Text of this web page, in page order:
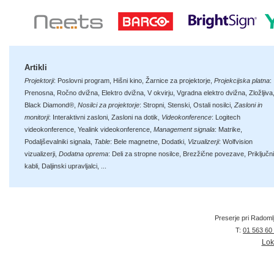
Artikli
Projektorji: Poslovni program Hišni kino Žarnice za projektorje Projekcijska platna:
Prenosna Ročno dvižna Elektro dvižna V okvirju Vgradna elektro dvižna Zložljiva
Black Diamond® Nosilci za projektorje: Stropni Stenski Ostali nosilci Zasloni in
monitorji: Interaktivni zasloni Zasloni na dotik Videokonference: Logitech
videokonference Yealink videokonference Management signala: Matrike
Podaljševalniki signala Table: Bele magnetne Dodatki Vizualizerji: Wolfvision
vizualizerji Dodatna oprema: Deli za stropne nosilce Brezžične povezave Priključni
kabli Daljinski upravljalci
Preserje pri
T: 01 563 60